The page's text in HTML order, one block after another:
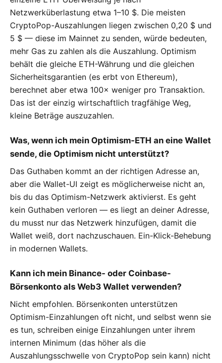
Netzwerküberlastung etwa 1–10 $. Die meisten
CryptoPop-Auszahlungen liegen zwischen 0,20 $ und
5 $ — diese im Mainnet zu senden, würde bedeuten,
mehr Gas zu zahlen als die Auszahlung. Optimism
behält die gleiche ETH-Währung und die gleichen
Sicherheitsgarantien (es erbt von Ethereum),
berechnet aber etwa 100× weniger pro Transaktion.
Das ist der einzig wirtschaftlich tragfähige Weg,
kleine Beträge auszuzahlen.
Was, wenn ich mein Optimism-ETH an eine Wallet
sende, die Optimism nicht unterstützt?
Das Guthaben kommt an der richtigen Adresse an,
aber die Wallet-UI zeigt es möglicherweise nicht an,
bis du das Optimism-Netzwerk aktivierst. Es geht
kein Guthaben verloren — es liegt an deiner Adresse,
du musst nur das Netzwerk hinzufügen, damit die
Wallet weiß, dort nachzuschauen. Ein-Klick-Behebung
in modernen Wallets.
Kann ich mein Binance- oder Coinbase-
Börsenkonto als Web3 Wallet verwenden?
Nicht empfohlen. Börsenkonten unterstützen
Optimism-Einzahlungen oft nicht, und selbst wenn sie
es tun, schreiben einige Einzahlungen unter ihrem
internen Minimum (das höher als die
Auszahlungsschwelle von CryptoPop sein kann) nicht